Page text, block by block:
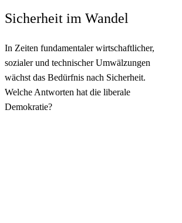
Sicherheit im Wandel
In Zeiten fun­da­men­ta­ler wirtschaftlicher,
sozia­ler und tech­ni­scher Umwälzungen
wächst das Bedürf­nis nach Sicherheit.
Welche Ant­wor­ten hat die liberale
Demokratie?